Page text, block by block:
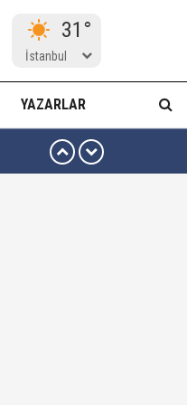
31°
İstanbul
YAZARLAR